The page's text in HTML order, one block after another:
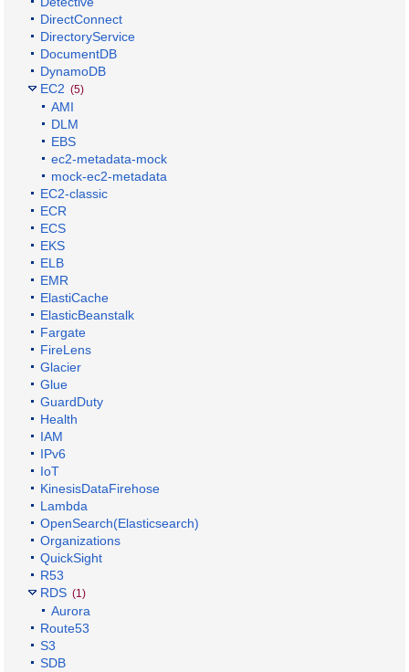
DirectConnect
DirectoryService
DocumentDB
DynamoDB
EC2 (5)
AMI
DLM
EBS
ec2-metadata-mock
mock-ec2-metadata
EC2-classic
ECR
ECS
EKS
ELB
EMR
ElastiCache
ElasticBeanstalk
Fargate
FireLens
Glacier
Glue
GuardDuty
Health
IAM
IPv6
IoT
KinesisDataFirehose
Lambda
OpenSearch(Elasticsearch)
Organizations
QuickSight
R53
RDS (1)
Aurora
Route53
S3
SDB